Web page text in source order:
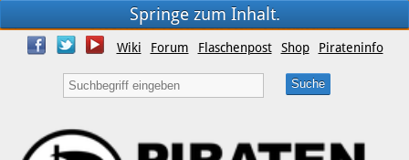
Springe zum Inhalt.
Wiki Forum Flaschenpost Shop Pirateninfo